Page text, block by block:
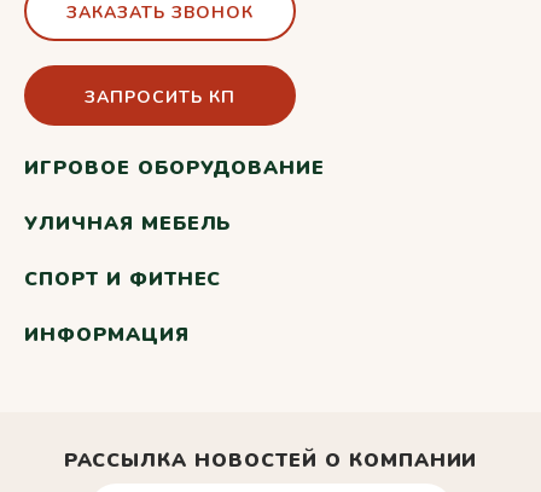
ЗАКАЗАТЬ ЗВОНОК
ЗАПРОСИТЬ КП
ИГРОВОЕ ОБОРУДОВАНИЕ
УЛИЧНАЯ МЕБЕЛЬ
СПОРТ И ФИТНЕС
ИНФОРМАЦИЯ
РАССЫЛКА НОВОСТЕЙ О КОМПАНИИ